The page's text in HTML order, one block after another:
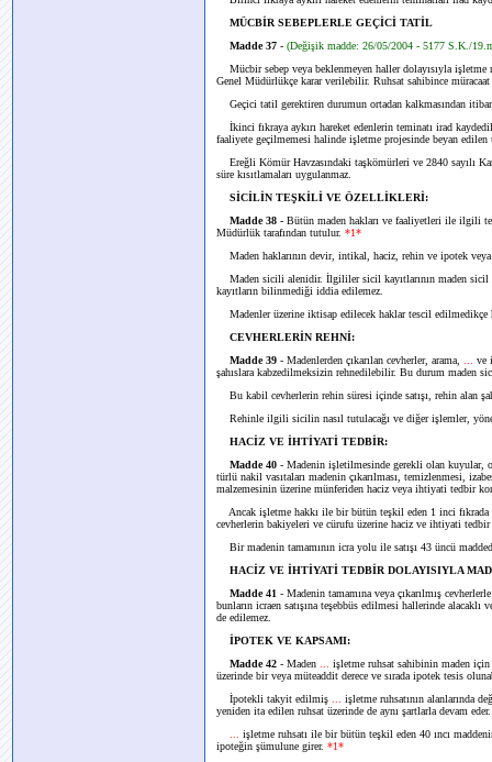
MÜCBİR SEBEPLERLE GEÇİCİ TATİL
Madde 37 - (Değişik madde: 26/05/2004 - 5177 S.K./
Mücbir sebep veya beklenmeyen haller dolayısıyla işletme
Genel Müdürlükçe karar verilebilir. Ruhsat sahibince
Geçici tatil gerektiren durumun ortadan kalkmasından
İkinci fıkraya aykırı hareket edenlerin teminatı irad
faaliyete geçilmemesi halinde işletme projesinde beyan
Ereğli Kömür Havzasındaki taşkömürleri ve 2840 sayılı
süre kısıtlamaları uygulanmaz.
SİCİLİN TEŞKİLİ VE ÖZELLİKLERİ:
Madde 38 - Bütün maden hakları ve faaliyetleri ile ilgili
Müdürlük tarafından tutulur. *1*
Maden haklarının devir, intikal, haciz, rehin ve ipotek
Maden sicili alenidir. İlgililer sicil kayıtlarının maden sicil
kayıtların bilinmediği iddia edilemez.
Madenler üzerine iktisap edilecek haklar tescil edilmedikçe
CEVHERLERİN REHNİ:
Madde 39 - Madenlerden çıkarılan cevherler, arama,
ve
şahıslara kabzedilmeksizin rehnedilebilir. Bu durum maden
Bu kabil cevherlerin rehin süresi içinde satışı, rehin alan
Rehinle ilgili sicilin nasıl tutulacağı ve diğer işlemler,
HACİZ VE İHTİYATİ TEDBİR:
Madde 40 - Madenin işletilmesinde gerekli olan kuyular,
türlü nakil vasıtaları madenin çıkarılması, temizlenmesi,
malzemesinin üzerine münferiden haciz veya ihtiyati tedbir
Ancak işletme hakkı ile bir bütün teşkil eden 1 inci fıkrada
cevherlerin bakiyeleri ve cürufu üzerine haciz ve ihtiyati tedbir
Bir madenin tamamının icra yolu ile satışı 43 üncü
HACİZ VE İHTİYATİ TEDBİR DOLAYISIYLA
Madde 41 - Madenin tamamına veya çıkarılmış
bunların icraen satışına teşebbüs edilmesi hallerinde
de edilemez.
İPOTEK VE KAPSAMI:
Madde 42 - Maden
işletme ruhsat sahibinin maden
üzerinde bir veya müteaddit derece ve sırada ipotek tesis
İpotekli takyit edilmiş
işletme ruhsatının alanlarında
yeniden ita edilen ruhsat üzerinde de aynı şartlarla devam
işletme ruhsatı ile bir bütün teşkil eden 40 ıncı
ipoteğin şümulune girer. *1*